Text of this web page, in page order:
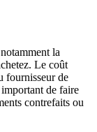
la
Le coût
fournisseur de
de faire
contrefaits ou